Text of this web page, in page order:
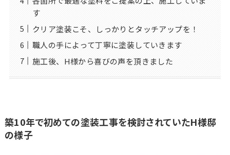
す
クリア塗装こそ、しっかりとタッチアップを！
職人の手によって丁寧に塗装していきます
施工後、H様から喜びの声を頂きました
築10年で初めての塗装工事を検討されていたH様邸
の様子